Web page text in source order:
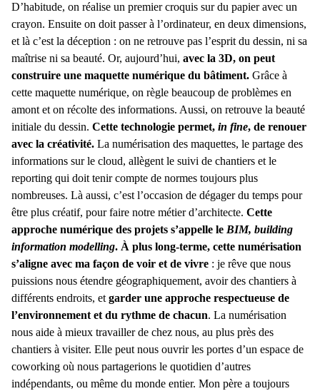
D’habitude, on réalise un premier croquis sur du papier avec un
crayon. Ensuite on doit passer à l’ordinateur, en deux dimensions,
et là c’est la déception : on ne retrouve pas l’esprit du dessin, ni sa
maîtrise ni sa beauté. Or, aujourd’hui, avec la 3D, on peut
construire une maquette numérique du bâtiment. Grâce à
cette maquette numérique, on règle beaucoup de problèmes en
amont et on récolte des informations. Aussi, on retrouve la beauté
initiale du dessin. Cette technologie permet, in fine, de renouer
avec la créativité. La numérisation des maquettes, le partage des
informations sur le cloud, allègent le suivi de chantiers et le
reporting qui doit tenir compte de normes toujours plus
nombreuses. Là aussi, c’est l’occasion de dégager du temps pour
être plus créatif, pour faire notre métier d’architecte. Cette
approche numérique des projets s’appelle le BIM, building
information modelling. À plus long-terme, cette numérisation
s’aligne avec ma façon de voir et de vivre : je rêve que nous
puissions nous étendre géographiquement, avoir des chantiers à
différents endroits, etgarder une approche respectueuse de
l’environnement et du rythme de chacun. La numérisation
nous aide à mieux travailler de chez nous, au plus près des
chantiers à visiter. Elle peut nous ouvrir les portes d’un espace de
coworking où nous partagerions le quotidien d’autres
indépendants, ou même du monde entier. Mon père a toujours